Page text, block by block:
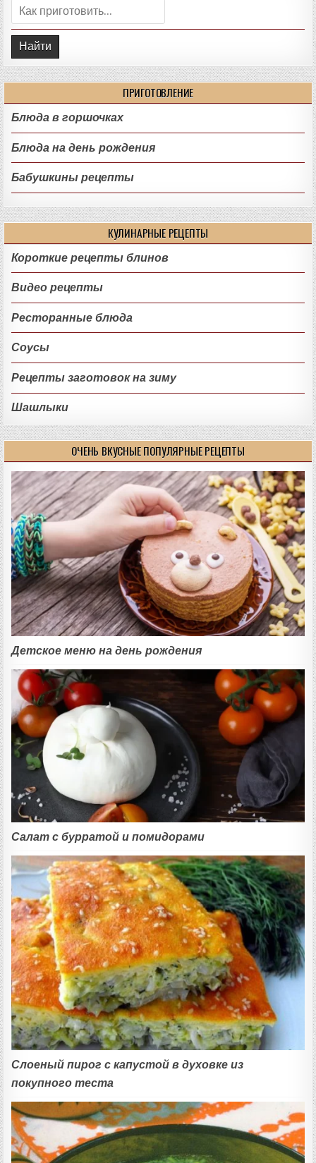
Поиск:
ПРИГОТОВЛЕНИЕ
Блюда в горшочках
Блюда на день рождения
Бабушкины рецепты
КУЛИНАРНЫЕ РЕЦЕПТЫ
Короткие рецепты блинов
Видео рецепты
Ресторанные блюда
Соусы
Рецепты заготовок на зиму
Шашлыки
ОЧЕНЬ ВКУСНЫЕ ПОПУЛЯРНЫЕ РЕЦЕПТЫ
Детское меню на день рождения
Салат с бурратой и помидорами
Слоеный пирог с капустой в духовке из
покупного теста